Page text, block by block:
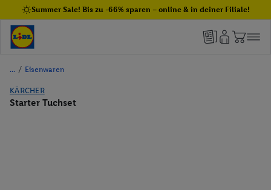
Summer Sale! Bis zu -66% sparen – online & in deiner Filiale!
/ Eisenwaren
KÄRCHER
Starter Tuchset